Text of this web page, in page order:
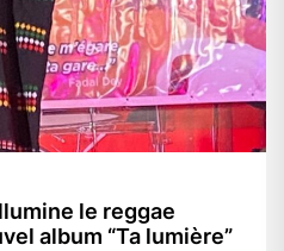
le reggae
album “Ta lumière”